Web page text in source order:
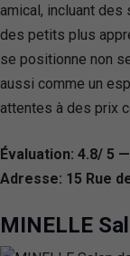
amical, incluant
des petits plus
se positionne non
aussi comme un
attentes à des prix
Évaluation: 4.8/ 5
Adresse: 15 Rue
MINELLE